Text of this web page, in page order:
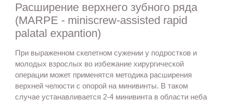
Расширение верхнего зубного ряда
(MARPE - miniscrew-assisted rapid
palatal expantion)
При выраженном скелетном сужении у подростков и
молодых взрослых во избежание хирургической
операции может применятся методика расширения
верхней челюсти с опорой на минивинты. В таком
случае устанавливается 2-4 минивинта в области неба